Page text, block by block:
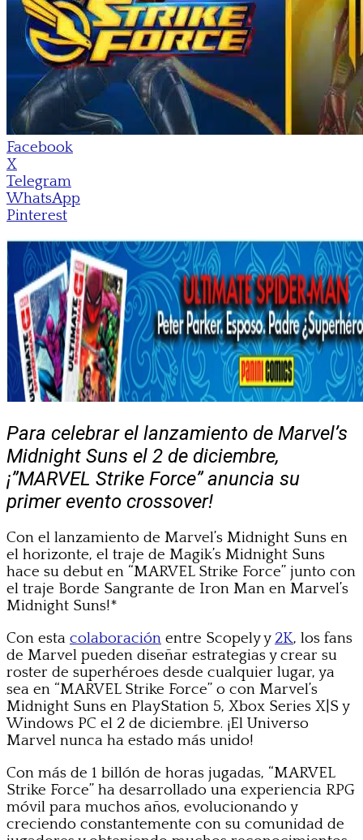
Facebook
X
Telegram
WhatsApp
Pinterest
Para celebrar el lanzamiento de Marvel’s
Midnight Suns el 2 de diciembre,
¡”MARVEL Strike Force” anuncia su
primer evento crossover!
Con el lanzamiento de Marvel’s Midnight Suns en
el horizonte, el traje de Magik’s Midnight Suns
hace su debut en “MARVEL Strike Force” junto con
el traje Borde Sangrante de Iron Man en Marvel’s
Midnight Suns!*
Con esta colaboración entre Scopely y 2K, los fans
de Marvel pueden diseñar estrategias y crear su
roster de superhéroes desde cualquier lugar, ya
sea en “MARVEL Strike Force” o con Marvel’s
Midnight Suns en PlayStation 5, Xbox Series X|S y
Windows PC el 2 de diciembre. ¡El Universo
Marvel nunca ha estado más unido!
Con más de 1 billón de horas jugadas, “MARVEL
Strike Force” ha desarrollado una experiencia RPG
móvil para muchos años, evolucionando y
creciendo constantemente con su comunidad de